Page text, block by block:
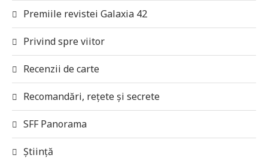
Premiile revistei Galaxia 42
Privind spre viitor
Recenzii de carte
Recomandări, rețete și secrete
SFF Panorama
Știință